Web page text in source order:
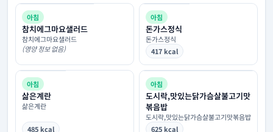
아침
참치에그마요샐러드
참치에그마요샐러드
(영양 정보 없음)
아침
돈가스정식
돈가스정식
417 kcal
아침
삶은계란
삶은계란
485 kcal
아침
도시락,맛있는닭가슴살불고기맛
볶음밥
도시락,맛있는닭가슴살불고기맛볶음밥
625 kcal